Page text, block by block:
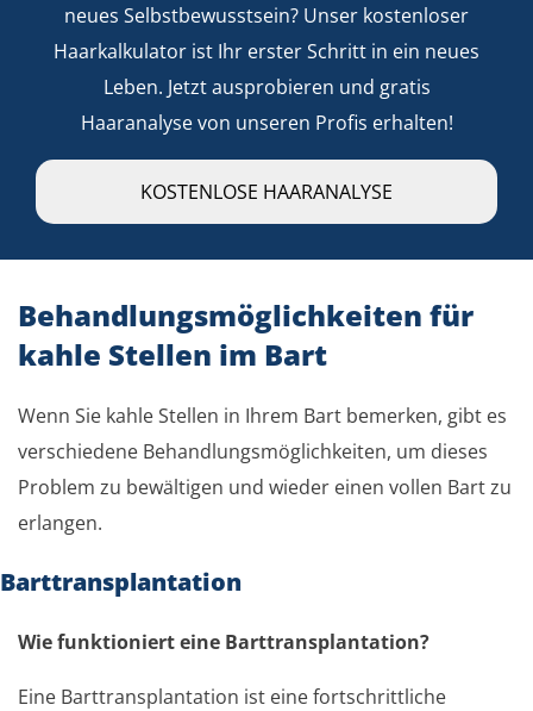
neues Selbstbewusstsein? Unser kostenloser
Haarkalkulator ist Ihr erster Schritt in ein neues
Leben. Jetzt ausprobieren und gratis
Haaranalyse von unseren Profis erhalten!
KOSTENLOSE HAARANALYSE
Behandlungsmöglichkeiten für
kahle Stellen im Bart
Wenn Sie kahle Stellen in Ihrem Bart bemerken, gibt es
verschiedene Behandlungsmöglichkeiten, um dieses
Problem zu bewältigen und wieder einen vollen Bart zu
erlangen.
Barttransplantation
Wie funktioniert eine Barttransplantation?
Eine Barttransplantation ist eine fortschrittliche